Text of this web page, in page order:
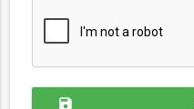
save